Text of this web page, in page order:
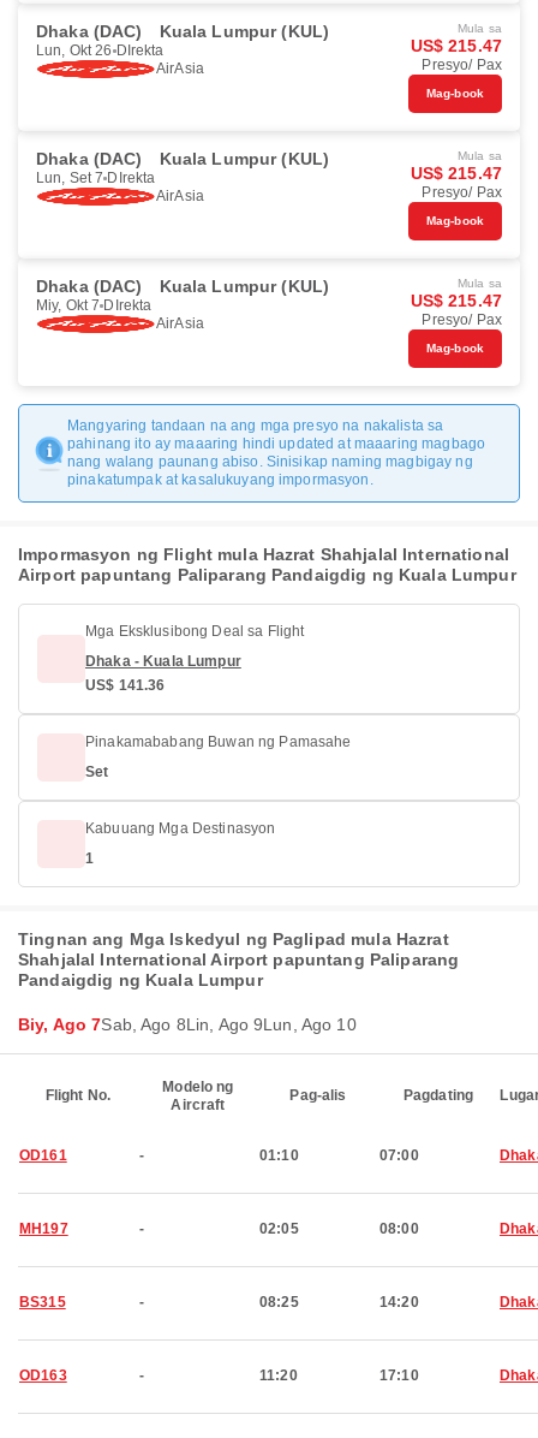
Dhaka (DAC) Kuala Lumpur (KUL)
Lun, Okt 26 DIrekta
AirAsia
Mula sa
US$ 215.47
Presyo/ Pax
Mag-book
Dhaka (DAC) Kuala Lumpur (KUL)
Lun, Set 7 DIrekta
AirAsia
Mula sa
US$ 215.47
Presyo/ Pax
Mag-book
Dhaka (DAC) Kuala Lumpur (KUL)
Miy, Okt 7 DIrekta
AirAsia
Mula sa
US$ 215.47
Presyo/ Pax
Mag-book
Mangyaring tandaan na ang mga presyo na nakalista sa
pahinang ito ay maaaring hindi updated at maaaring magbago
nang walang paunang abiso. Sinisikap naming magbigay ng
pinakatumpak at kasalukuyang impormasyon.
Impormasyon ng Flight mula Hazrat Shahjalal International
Airport papuntang Paliparang Pandaigdig ng Kuala Lumpur
Mga Eksklusibong Deal sa Flight
Dhaka - Kuala Lumpur
US$ 141.36
Pinakamababang Buwan ng Pamasahe
Set
Kabuuang Mga Destinasyon
1
Tingnan ang Mga Iskedyul ng Paglipad mula Hazrat
Shahjalal International Airport papuntang Paliparang
Pandaigdig ng Kuala Lumpur
Biy, Ago 7Sab, Ago 8Lin, Ago 9Lun, Ago 10
Flight No.
Modelo ng
Aircraft
Pag-alis Pagdating
OD161 - 01:10 07:00
MH197 - 02:05 08:00
BS315 - 08:25 14:20
OD163 - 11:20 17:10